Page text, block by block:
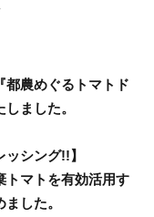
都農めぐるトマトド
ました。
シング!!】
トマトを有効活用す
した。